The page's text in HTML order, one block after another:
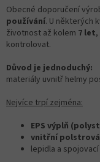
Obecné doporučení
používání. U některých
životnost až kolem 7 let
kontrolovat.
Důvod je jednoduchý:
materiály uvnitř helmy
Nejvíce trpí zejména:
EPS výplň
vnitřní
lepidla a